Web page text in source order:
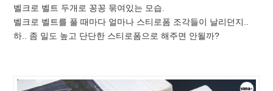
벨크로 벨트 두개로 꽁꽁 묶여있는 모습.
벨크로 벨트를 풀 때마다 얼마나 스티로폼 조각들이 날리던지..
하.. 좀 밀도 높고 단단한 스티로폼으로 해주면 안될까?